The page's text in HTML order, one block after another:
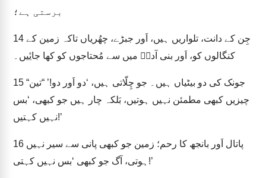
برستی ہے؛
14
کنگالوں کو، اَور بنی آدمؔ میں سے مُحتاجوں کو کھا جایٔیں۔
15 “جونک کی دو بیٹیاں ہیں۔ جو چِلّاتی ہیں، ‘دو اَور دو!’ “تین
چیزیں کبھی مطمئن نہیں ہوتیں، بَلکہ چار ہیں جو کبھی، ‘بس
نہیں کہتیں!’
16
ہوتی، آگ جو کبھی ‘بس نہیں کہتی!’